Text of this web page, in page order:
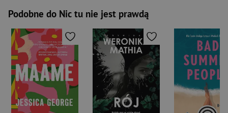
Podobne do Nic tu nie jest prawdą